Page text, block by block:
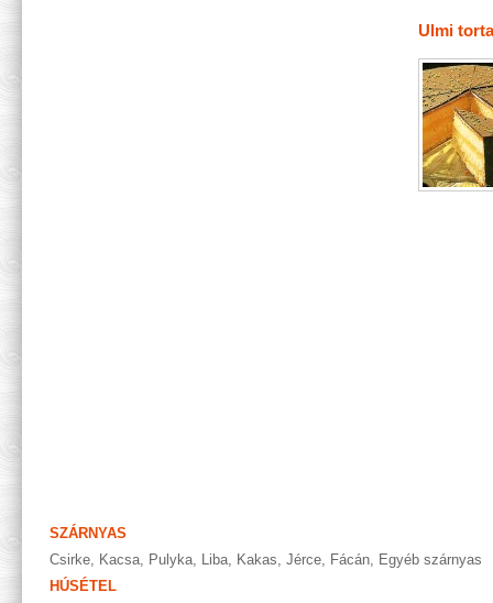
Ulmi torta
SZÁRNYAS
Csirke, Kacsa, Pulyka, Liba, Kakas, Jérce, Fácán, Egyéb szárnyas
HÚSÉTEL